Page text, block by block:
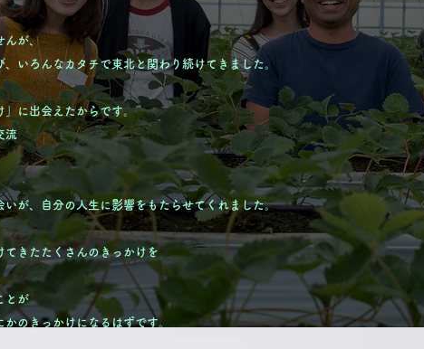
んが、
いろんなカタチで東北と関わり続けてきました。
」に出会えたからです。
流
が、自分の人生に影響をもたらせてくれました。
てきたたくさんのきっかけを
とが
のきっかけになるはずです。